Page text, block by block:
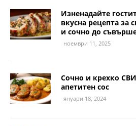
Изненадайте
вкусна рецепта за
и сочно до
ноември 11, 2025
Сочно и крехко
апетитен сос
януари 18, 2024